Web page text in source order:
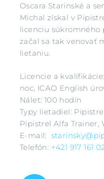
Oscara Starinské a
Michal získal v
licenciu súkromného
začal sa tak venovať
lietaniu.
Licencie a
noc, ICAO English
Nálet: 100 hodín
Typy lietadiel: Pipistrel
Pipistrel Alfa Trainer,
E-mail:
Telefón: +421 917 161